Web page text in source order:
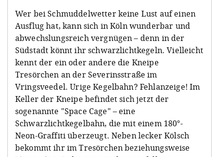
Wer bei Schmuddelwetter keine Lust auf einen
Ausflug hat, kann sich in Köln wunderbar und
abwechslungsreich vergnügen – denn in der
Südstadt könnt ihr schwarzlichtkegeln. Vielleicht
kennt der ein oder andere die Kneipe
Tresörchen an der Severinsstraße im
Vringsveedel. Urige Kegelbahn? Fehlanzeige! Im
Keller der Kneipe befindet sich jetzt der
sogenannte "Space Cage" – eine
Schwarzlichtkegelbahn, die mit einem 180°-
Neon-Graffiti überzeugt. Neben lecker Kölsch
bekommt ihr im Tresörchen beziehungsweise